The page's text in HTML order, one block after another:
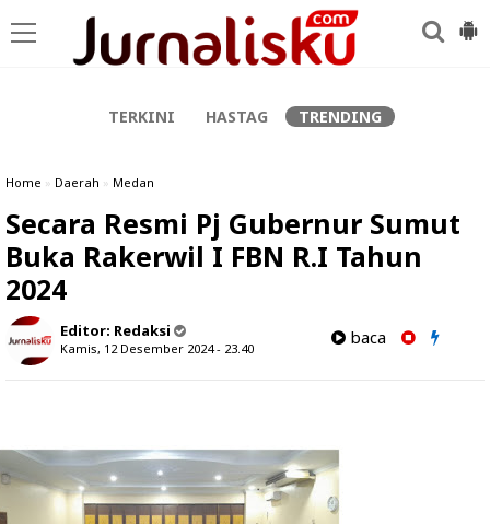
TERKINI HASTAG TRENDING
Home » Daerah » Medan
Secara Resmi Pj Gubernur Sumut
Buka Rakerwil I FBN R.I Tahun
2024
Editor: Redaksi
Kamis, 12 Desember 2024 - 23.40
baca